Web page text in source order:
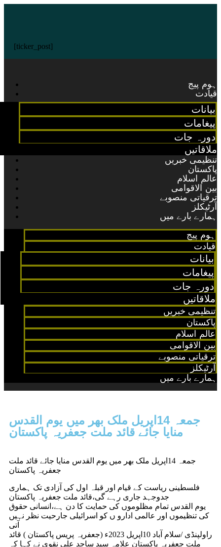
[ticker_post]
ہوم پیج
قیادت
بیانات
پیغامات
دورہ جات
ملاقاتیں
تنظیمی خبریں
پاکستان
عالم اسلام
بین الاقوامی
ترقیاتی منصوبے
آرٹیکلز
ہمارے بارے میں
ہوم پیج
قیادت
بیانات
پیغامات
دورہ جات
ملاقاتیں
تنظیمی خبریں
پاکستان
عالم اسلام
بین الاقوامی
ترقیاتی منصوبے
آرٹیکلز
ہمارے بارے میں
جمعہ 14اپریل ملک بھر میں یوم القدس
منایا جائے قائد ملت جعفریہ پاکستان
جمعہ 14اپریل ملک بھر میں یوم القدس منایا جائے قائد ملت
جعفریہ پاکستان
فلسطینی ریاست کے قیام اور قبلہ اول کی آزادی تک ہماری
جدوجہد جاری رہے گی،قائد ملت جعفریہ پاکستان
یوم القدس تمام مظلوموں کی حمایت کا دن ہے،انسانی حقوق
کی تنظیموں اور عالمی ادارو ں کو اسرائیلی جارحیت نظر نہیں
آتی
راولپنڈی /سلام آباد 10اپریل 2023ء (جعفریہ پریس پاکستان ) قائد
ملت جعفریہ پاکستان علامہ سید ساجد علی نقوی نے کہا کہ